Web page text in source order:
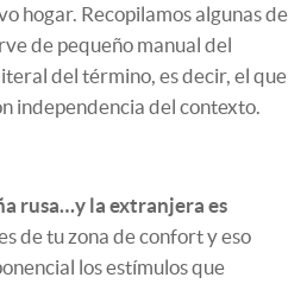
hogar. Recopilamos algunas de
de pequeño manual del
del término, es decir, el que
independencia del contexto.
rusa…y la extranjera es
de tu zona de confort y eso
los estímulos que